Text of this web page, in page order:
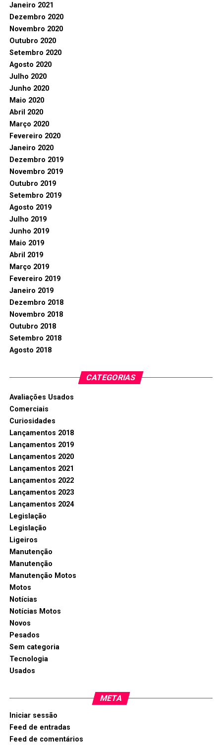
Janeiro 2021
Dezembro 2020
Novembro 2020
Outubro 2020
Setembro 2020
Agosto 2020
Julho 2020
Junho 2020
Maio 2020
Abril 2020
Março 2020
Fevereiro 2020
Janeiro 2020
Dezembro 2019
Novembro 2019
Outubro 2019
Setembro 2019
Agosto 2019
Julho 2019
Junho 2019
Maio 2019
Abril 2019
Março 2019
Fevereiro 2019
Janeiro 2019
Dezembro 2018
Novembro 2018
Outubro 2018
Setembro 2018
Agosto 2018
CATEGORIAS
Avaliações Usados
Comerciais
Curiosidades
Lançamentos 2018
Lançamentos 2019
Lançamentos 2020
Lançamentos 2021
Lançamentos 2022
Lançamentos 2023
Lançamentos 2024
Legislação
Legislação
Ligeiros
Manutenção
Manutenção
Manutenção Motos
Motos
Notícias
Notícias Motos
Novos
Pesados
Sem categoria
Tecnologia
Usados
META
Iniciar sessão
Feed de entradas
Feed de comentários